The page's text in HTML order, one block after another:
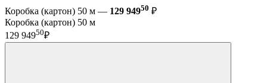
Коробка (картон) 50 м — 129 94950 ₽
Коробка (картон) 50 м
129 94950₽